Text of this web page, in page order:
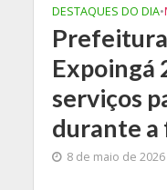
DESTAQUES DO DIA•
Expoingá
serviços
durante a
8 de maio de 2026